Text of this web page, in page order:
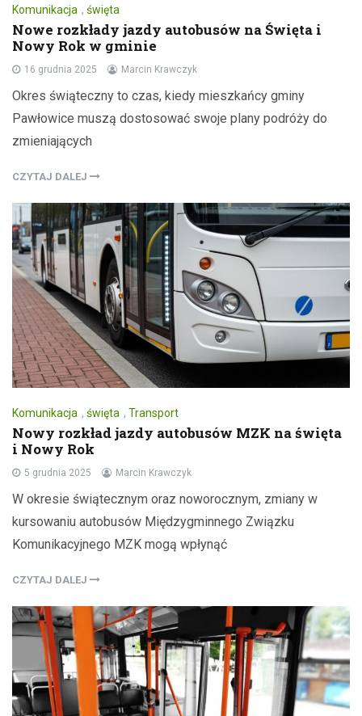
Komunikacja , święta
Nowe rozkłady jazdy autobusów na Święta i
Nowy Rok w gminie
16 grudnia 2025 Marcin Krawczyk
Okres świąteczny to czas, kiedy mieszkańcy gminy
Pawłowice muszą dostosować swoje plany podróży do
zmieniających
CZYTAJ DALEJ
Komunikacja , święta , Transport
Nowy rozkład jazdy autobusów MZK na święta
i Nowy Rok
5 grudnia 2025 Marcin Krawczyk
W okresie świątecznym oraz noworocznym, zmiany w
kursowaniu autobusów Międzygminnego Związku
Komunikacyjnego MZK mogą wpłynąć
CZYTAJ DALEJ